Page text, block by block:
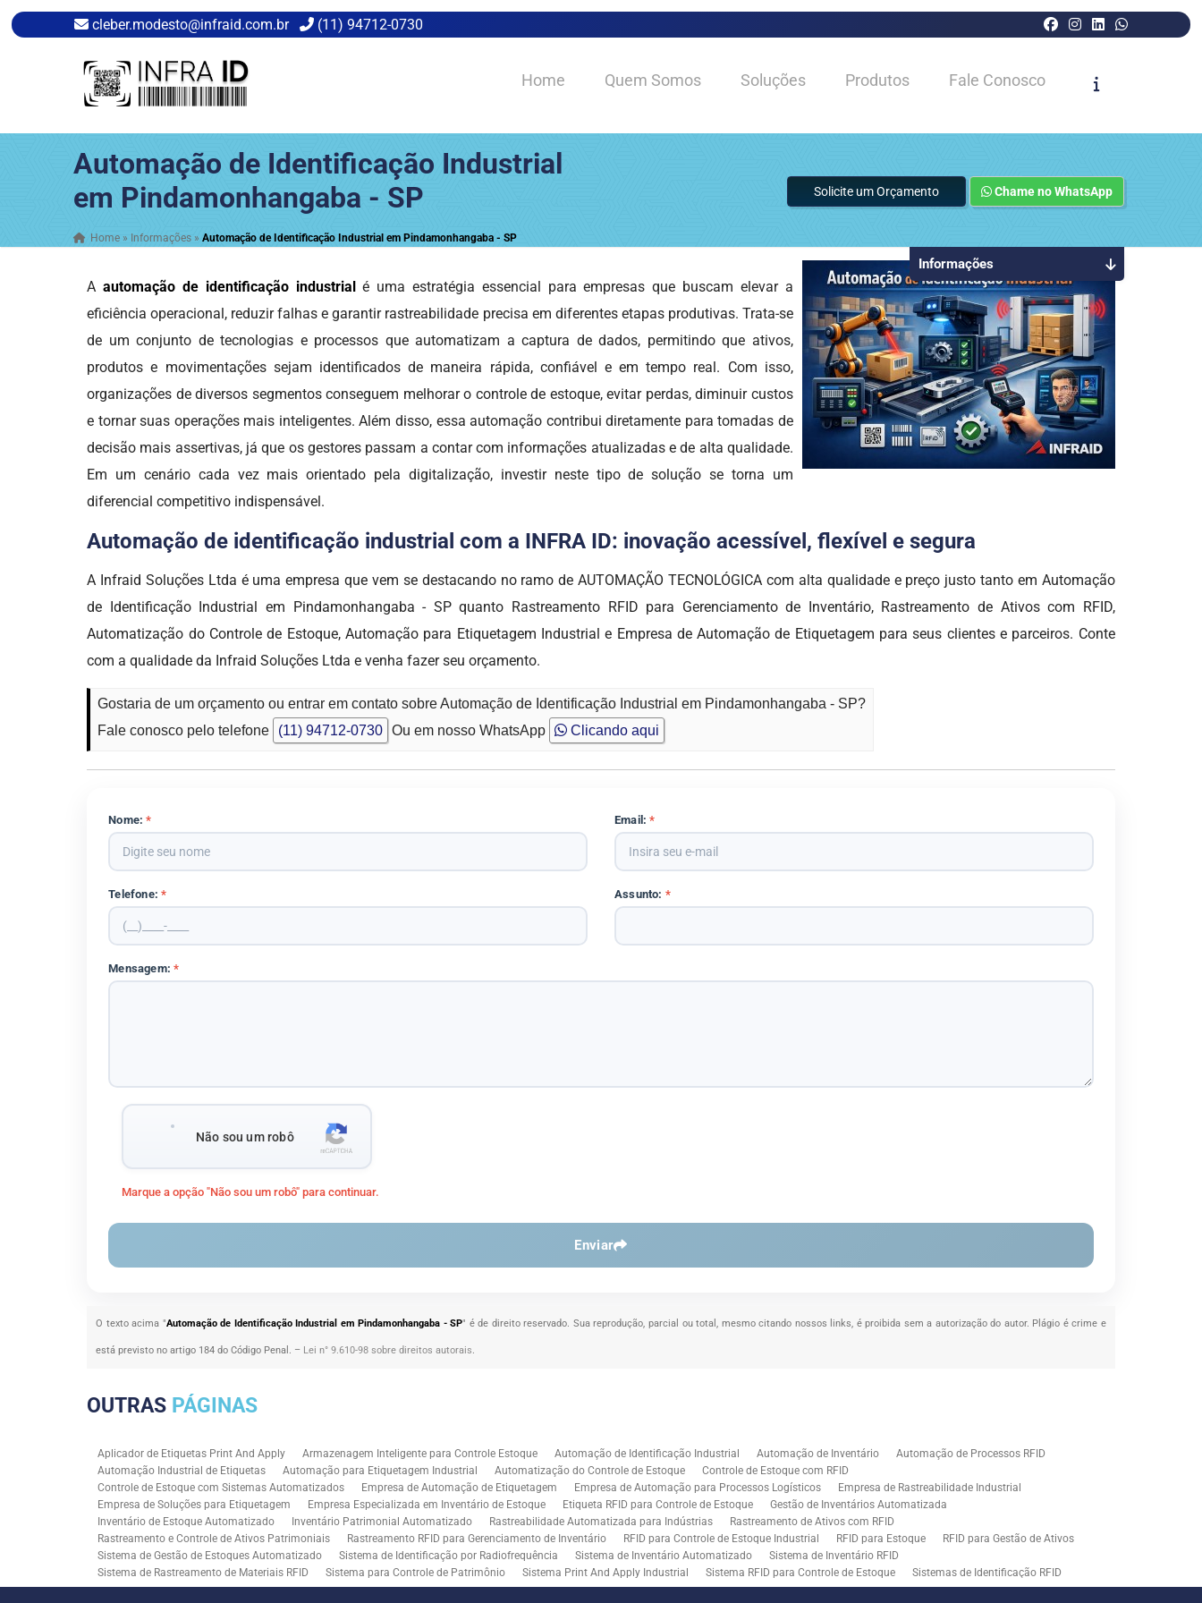
cleber.modesto@infraid.com.br (11) 94712-0730
Home Quem Somos Soluções Produtos Fale Conosco
Automação de Identificação Industrial
em Pindamonhangaba - SP
Home » Informações »Automação de Identificação Industrial em Pindamonhangaba - SP
Solicite um Orçamento Chame no WhatsApp
Aautomação de identificação industrialé uma estratégia essencial para empresas que buscam elevar a
eficiência operacional, reduzir falhas e garantir rastreabilidade precisa em diferentes etapas produtivas. Trata-se
de um conjunto de tecnologias e processos que automatizam a captura de dados, permitindo que ativos,
produtos e movimentações sejam identificados de maneira rápida, confiável e em tempo real. Com isso,
organizações de diversos segmentos conseguem melhorar o controle de estoque, evitar perdas, diminuir custos
e tornar suas operações mais inteligentes. Além disso, essa automação contribui diretamente para tomadas de
decisão mais assertivas, já que os gestores passam a contar com informações atualizadas e de alta qualidade.
Em um cenário cada vez mais orientado pela digitalização, investir neste tipo de solução se torna um
diferencial competitivo indispensável.
Automação de identificação industrial com a INFRA ID: inovação acessível, flexível e segura
A Infraid Soluções Ltda é uma empresa que vem se destacando no ramo de AUTOMAÇÃO TECNOLÓGICA com alta qualidade e preço justo tanto em Automação
de Identificação Industrial em Pindamonhangaba - SP quanto Rastreamento RFID para Gerenciamento de Inventário, Rastreamento de Ativos com RFID,
Automatização do Controle de Estoque, Automação para Etiquetagem Industrial e Empresa de Automação de Etiquetagem para seus clientes e parceiros. Conte
com a qualidade da Infraid Soluções Ltda e venha fazer seu orçamento.
Gostaria de um orçamento ou entrar em contato sobre Automação de Identificação Industrial em Pindamonhangaba - SP?
Fale conosco pelo telefone
(11) 94712-0730 Ou em nosso WhatsApp Clicando aqui
Nome:* Email:*
Telefone:* Assunto: *
Mensagem:*
Não sou um robô
Marque a opção "Não sou um robô" para continuar.
Enviar
O texto acima "Automação de Identificação Industrial em Pindamonhangaba - SP" é de direito reservado. Sua reprodução, parcial ou total, mesmo citando nossos links, é proibida sem a autorização do autor. Plágio é crime e
está previsto no artigo 184 do Código Penal. – Lei n° 9.610-98 sobre direitos autorais.
Informações
OUTRAS PÁGINAS
Aplicador de Etiquetas Print And Apply Armazenagem Inteligente para Controle Estoque Automação de Identificação Industrial Automação de Inventário
Automação de Processos RFID
Automação Industrial de Etiquetas
Automação para Etiquetagem Industrial Automatização do Controle de Estoque
Controle de Estoque com RFID
Controle de Estoque com Sistemas Automatizados
Empresa de Automação de Etiquetagem Empresa de Automação para Processos Logísticos
Empresa de Rastreabilidade Industrial
Empresa de Soluções para Etiquetagem
Empresa Especializada em Inventário de Estoque Etiqueta RFID para Controle de Estoque
Gestão de Inventários Automatizada
Inventário de Estoque Automatizado
Inventário Patrimonial Automatizado Rastreabilidade Automatizada para Indústrias
Rastreamento de Ativos com RFID
Rastreamento e Controle de Ativos Patrimoniais
Rastreamento RFID para Gerenciamento de Inventário RFID para Controle de Estoque Industrial RFID para Estoque
RFID para Gestão de Ativos
Sistema de Gestão de Estoques Automatizado
Sistema de Identificação por Radiofrequência Sistema de Inventário Automatizado
Sistema de Inventário RFID
Sistema de Rastreamento de Materiais RFID
Sistema para Controle de Patrimônio Sistema Print And Apply Industrial Sistema RFID para Controle de Estoque
Sistemas de Identificação RFID
Solução RFID para Controle Patrimonial Industrial
Solução RFID para Indústria Soluções de Impressão e Aplicação de Etiquetas
Soluções em Rastreamento RFID